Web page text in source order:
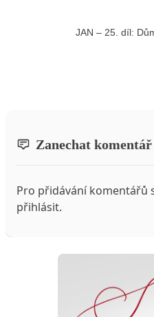
JAN – 25. díl:
Zanechat komentář
Pro přidávání komentářů
přihlásit.